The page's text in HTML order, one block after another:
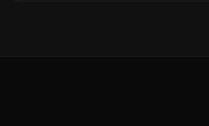
Ethereum）可快速切换至BSC、